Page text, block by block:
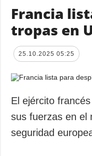
Francia
tropas en
25.10.2025 05:25
El ejército
sus fuerzas en el
seguridad